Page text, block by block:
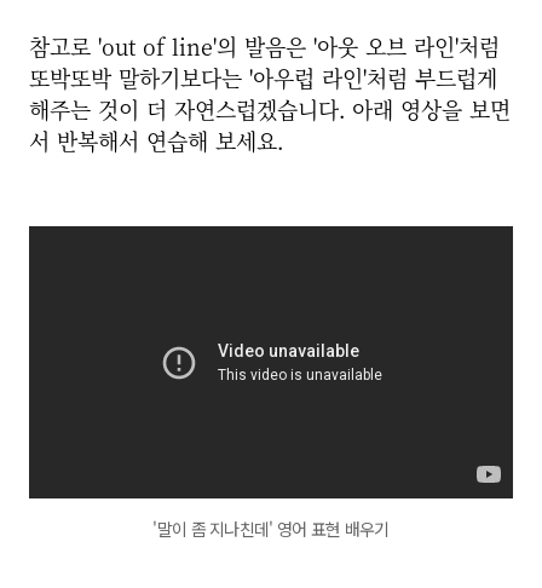
참고로 'out of line'의 발음은 '아웃 오브 라인'처럼
또박또박 말하기보다는 '아우럽 라인'처럼 부드럽게
해주는 것이 더 자연스럽겠습니다. 아래 영상을 보면
서 반복해서 연습해 보세요.
'말이 좀 지나친데' 영어 표현 배우기